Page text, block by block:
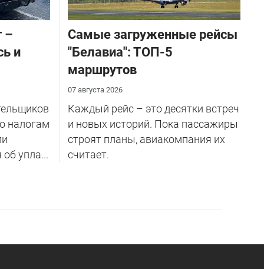
–
и
налогам
упла...
Самые загруженные рейсы
"Белавиа": ТОП-5
маршрутов
07 августа 2026
Каждый рейс – это десятки встреч
и новых историй. Пока пассажиры
строят планы, авиакомпания их
считает.